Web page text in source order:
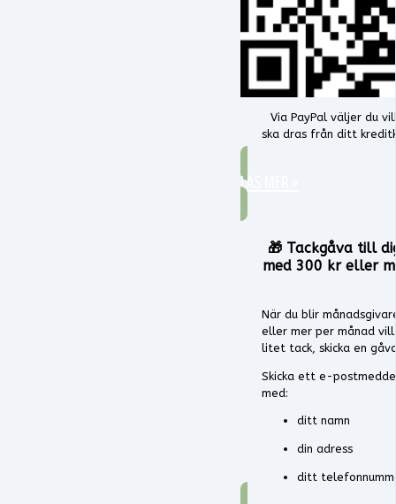
Via PayPal väljer du
ska dras från ditt
LÄS MER »
🎁 Tackgåva till
med 300 kr eller
När du blir
eller mer per månad
litet tack, skicka en
Skicka ett e-
med:
ditt namn
din adress
ditt